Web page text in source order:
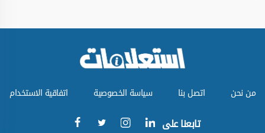
من نحن اتصل بنا سياسة الخصوصية اتفاقية الاستخدام
تابعنا على